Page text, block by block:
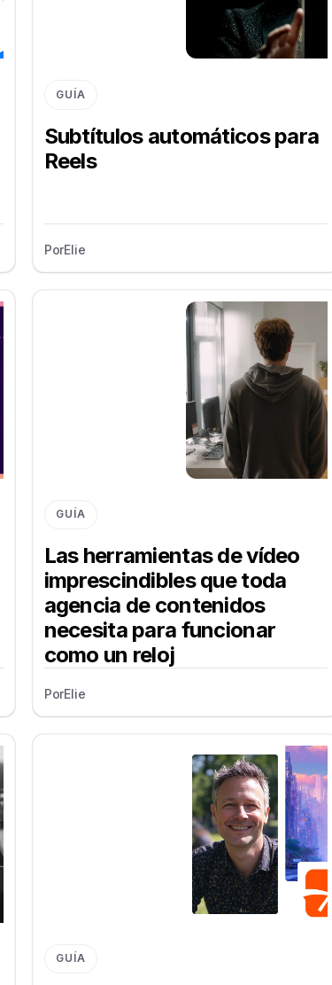
GUÍA
Subtítulos automáticos para
Reels
PorElie
GUÍA
Las herramientas de vídeo
imprescindibles que toda
agencia de contenidos
necesita para funcionar
como un reloj
PorElie
GUÍA